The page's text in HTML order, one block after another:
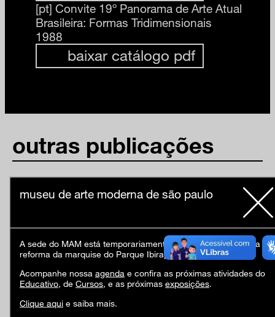
[pt] Convite 19º Panorama de Arte Atual
Brasileira: Formas Tridimensionais
1988
baixar catálogo pdf
outras publicações
museu de arte moderna de são paulo
A sede do MAM está temporariamente fechada em virtude da
reforma da marquise do Parque Ibirapuera.
Acompanhe nossa agenda e confira as próximas atividades do
Educativo, de Cursos, e as próximas exposições.
Clique aqui e saiba mais.